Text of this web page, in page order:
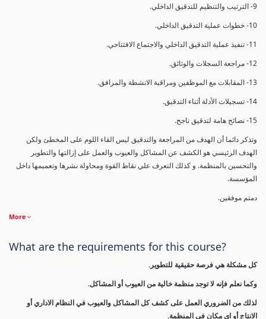
9- الترتيب والتنظيم للتدقيق الداخلي.
10- خطوات عملية التدقيق الداخلي.
11- تنفيذ عملية التدقيق الداخلي والاجتماع الافتتاحي.
12- مراجعة السجلات والوثائق.
13- المقابلات مع الموظفين ومراقبة الانشطة والمرافق.
14- تسجيلات الأدلة أثناء التدقيق.
15- نصائح هامة لتدقيق ناجح.
وتذكر دائما أن الهدف من المراجعة والتدقيق ليس القاء اللوم على المخطئ ولكن
الهدف الرئيسي هو الكشف عن المشاكل والعيوب والعمل على إزالتها والتطوير
والتحسين بالمنظمة. و كذلك التعرف علي نقاط القوة ومحاولة نشرها وتعميمها داخل
المؤسسة.
دمتم موفقين.
More
What are the requirements for this course?
كل مشكلة هي فرصة حقيقية للتطوير.
وكما نعلم فإنه لا توجد منظمة خالية من العيوب أو المشاكل.
لذلك من الضروري العمل على كشف كل المشاكل والعيوب في النظام الاداري أو
الانتاج أو اي مكان في المنظمة.